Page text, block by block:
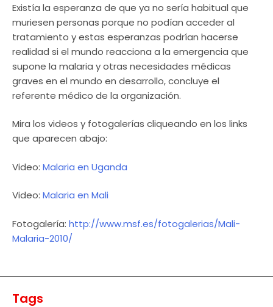
Existía la esperanza de que ya no sería habitual que
muriesen personas porque no podían acceder al
tratamiento y estas esperanzas podrían hacerse
realidad si el mundo reacciona a la emergencia que
supone la malaria y otras necesidades médicas
graves en el mundo en desarrollo, concluye el
referente médico de la organización.
Mira los videos y fotogalerías cliqueando en los links
que aparecen abajo:
Video: Malaria en Uganda
Video: Malaria en Mali
Fotogalería: http://www.msf.es/fotogalerias/Mali-
Malaria-2010/
Tags